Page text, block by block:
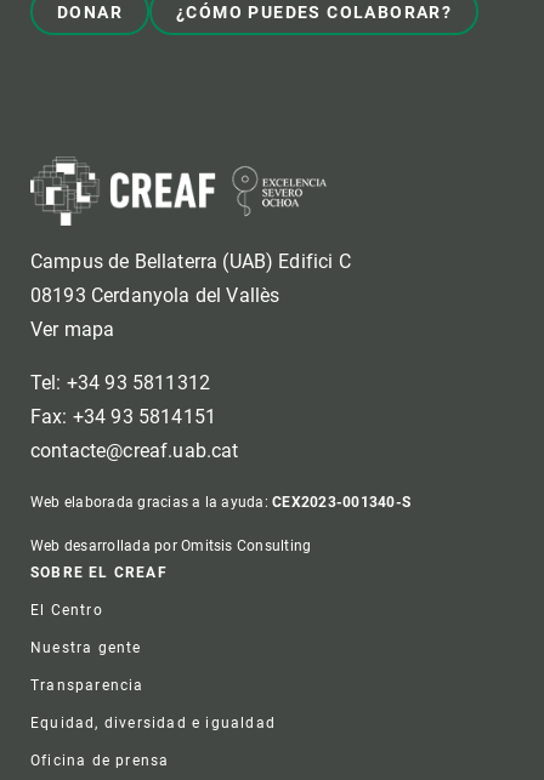
DONAR ¿CÓMO PUEDES COLABORAR?
Campus de Bellaterra (UAB) Edifici C
08193 Cerdanyola del Vallès
Ver mapa
Tel: +34 93 5811312
Fax: +34 93 5814151
contacte@creaf.uab.cat
Web elaborada gracias a la ayuda:CEX2023-001340-S
Web desarrollada por Omitsis Consulting
Footer
SOBRE EL CREAF
El Centro
Nuestra gente
Transparencia
Equidad, diversidad e igualdad
Oficina de prensa